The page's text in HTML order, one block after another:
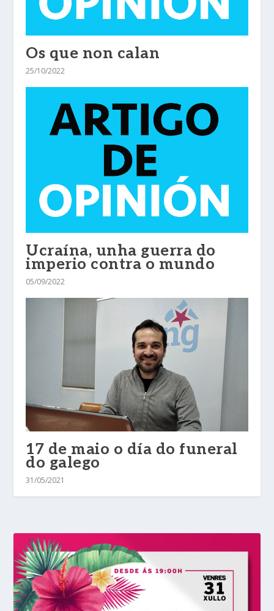
Os que non calan
25/10/2022
Ucraína, unha guerra do
imperio contra o mundo
05/09/2022
17 de maio o día do funeral
do galego
31/05/2021